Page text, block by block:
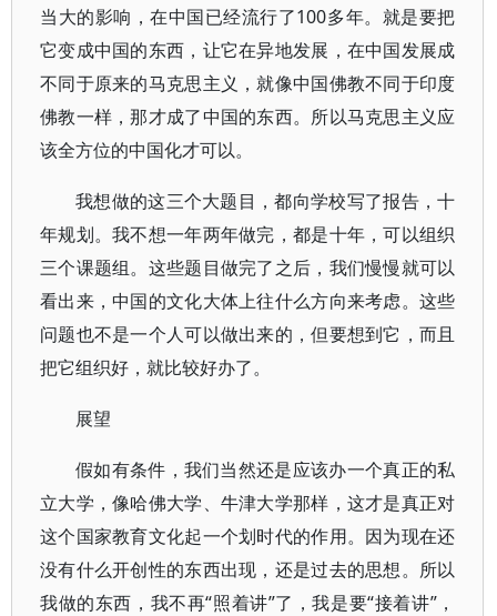
当大的影响，在中国已经流行了100多年。就是要把
它变成中国的东西，让它在异地发展，在中国发展成
不同于原来的马克思主义，就像中国佛教不同于印度
佛教一样，那才成了中国的东西。所以马克思主义应
该全方位的中国化才可以。
我想做的这三个大题目，都向学校写了报告，十
年规划。我不想一年两年做完，都是十年，可以组织
三个课题组。这些题目做完了之后，我们慢慢就可以
看出来，中国的文化大体上往什么方向来考虑。这些
问题也不是一个人可以做出来的，但要想到它，而且
把它组织好，就比较好办了。
展望
假如有条件，我们当然还是应该办一个真正的私
立大学，像哈佛大学、牛津大学那样，这才是真正对
这个国家教育文化起一个划时代的作用。因为现在还
没有什么开创性的东西出现，还是过去的思想。所以
我做的东西，我不再“照着讲”了，我是要“接着讲”，